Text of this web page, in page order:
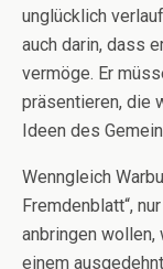
unglücklich
auch darin, dass
vermöge. Er
präsentieren, die
Ideen des
Wenngleich
Fremdenblatt“,
anbringen wollen,
einem